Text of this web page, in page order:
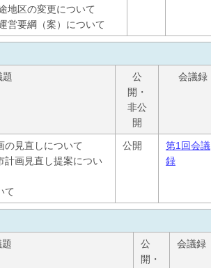
地区の変更について
営要綱（案）について
題
公
開・
非公
開
会議録
の見直しについて
計画見直し提案につい
て
公開
第1回会議
録
公
開・
会議録